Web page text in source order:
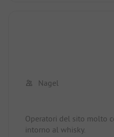
Nagel
Operatori del sito molto
intorno al whisky.